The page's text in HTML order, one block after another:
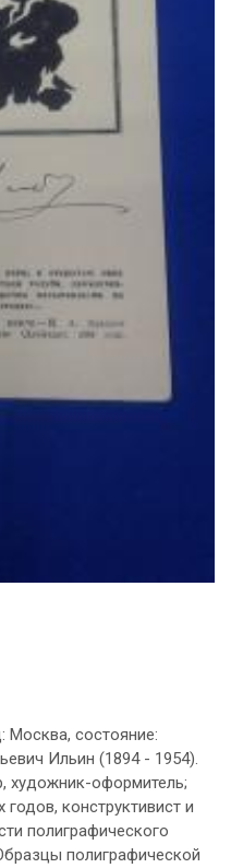
Москва, состояние:
Ильин (1894 - 1954).
художник-оформитель;
конструктивист и
полиграфического
полиграфической